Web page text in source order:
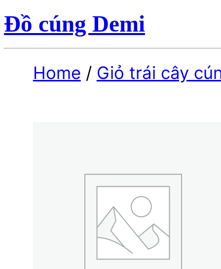
Đồ cúng Demi
Home / Giỏ trái cây